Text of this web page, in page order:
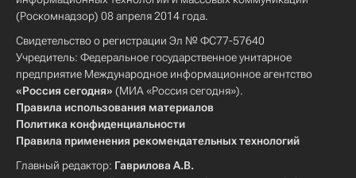
(Роскомнадзор) 08 апреля 2014 года.
Свидетельство о регистрации Эл № ФС77-57640
Учредитель: Федеральное государственное унитарное
предприятие Международное информационное агентство
«Россия сегодня» (МИА «Россия сегодня»).
Правила использования материалов
Политика конфиденциальности
Правила применения рекомендательных технологий
Главный редактор: Гаврилова А.В.